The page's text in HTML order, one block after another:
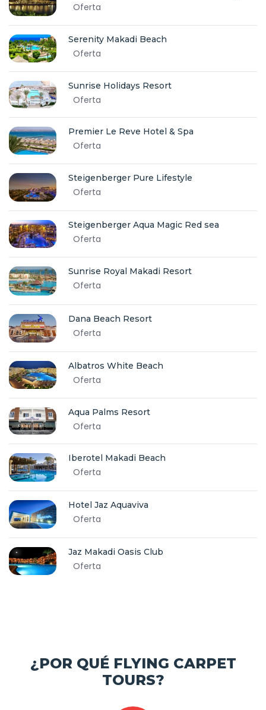
Oferta
Serenity Makadi Beach
Oferta
Sunrise Holidays Resort
Oferta
Premier Le Reve Hotel & Spa
Oferta
Steigenberger Pure Lifestyle
Oferta
Steigenberger Aqua Magic Red sea
Oferta
Sunrise Royal Makadi Resort
Oferta
Dana Beach Resort
Oferta
Albatros White Beach
Oferta
Aqua Palms Resort
Oferta
Iberotel Makadi Beach
Oferta
Hotel Jaz Aquaviva
Oferta
Jaz Makadi Oasis Club
Oferta
¿POR QUÉ FLYING CARPET
TOURS?